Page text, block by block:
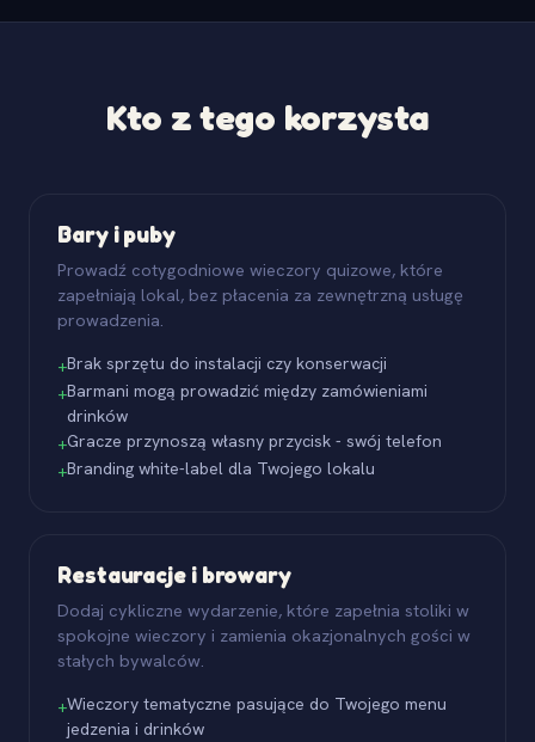
Kto z tego korzysta
Bary i puby
Prowadź cotygodniowe wieczory quizowe, które
zapełniają lokal, bez płacenia za zewnętrzną usługę
prowadzenia.
+Brak sprzętu do instalacji czy konserwacji
+Barmani mogą prowadzić między zamówieniami
drinków
+Gracze przynoszą własny przycisk - swój telefon
+Branding white-label dla Twojego lokalu
Restauracje i browary
Dodaj cykliczne wydarzenie, które zapełnia stoliki w
spokojne wieczory i zamienia okazjonalnych gości w
stałych bywalców.
+Wieczory tematyczne pasujące do Twojego menu
jedzenia i drinków